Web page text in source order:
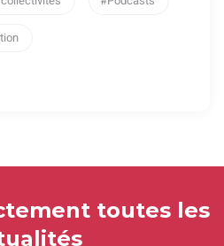
toutes les